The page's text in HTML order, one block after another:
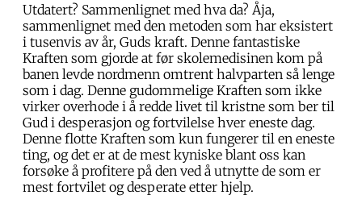
Utdatert? Sammenlignet med hva da? Åja,
sammenlignet med den metoden som har eksistert
i tusenvis av år, Guds kraft. Denne fantastiske
Kraften som gjorde at før skolemedisinen kom på
banen levde nordmenn omtrent halvparten så lenge
som i dag. Denne gudommelige Kraften som ikke
virker overhode i å redde livet til kristne som ber til
Gud i desperasjon og fortvilelse hver eneste dag.
Denne flotte Kraften som kun fungerer til en eneste
ting, og det er at de mest kyniske blant oss kan
forsøke å profitere på den ved å utnytte de som er
mest fortvilet og desperate etter hjelp.